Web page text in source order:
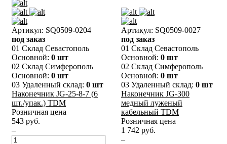
Артикул: SQ0509-0204
под заказ
01 Склад Севастополь
Основной: 0 шт
02 Склад Симферополь
Основной: 0 шт
03 Удаленный склад: 0 шт
Наконечник JG-25-8-7 (6
шт./упак.) TDM
Розничная цена
543 руб.
–
Артикул: SQ0509-0027
под заказ
01 Склад Севастополь
Основной: 0 шт
02 Склад Симферополь
Основной: 0 шт
03 Удаленный склад: 0 шт
Наконечник JG-300
медный луженый
кабельный TDM
Розничная цена
1 742 руб.
–